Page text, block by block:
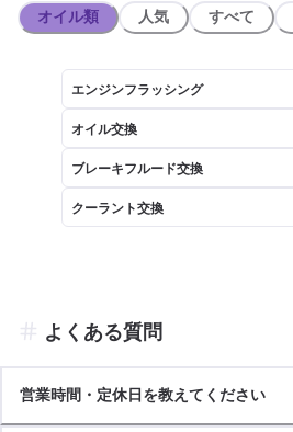
オイル類 人気 すべて
エンジンフラッシング
オイル交換
ブレーキフルード交換
クーラント交換
よくある質問
営業時間・定休日を教えてください